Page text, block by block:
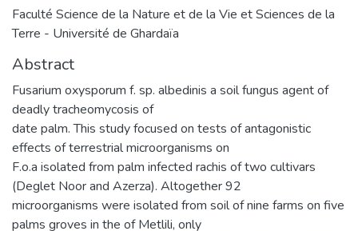
Faculté Science de la Nature et de la Vie et Sciences de la
Terre - Université de Ghardaïa
Abstract
Fusarium oxysporum f. sp. albedinis a soil fungus agent of
deadly tracheomycosis of
date palm. This study focused on tests of antagonistic
effects of terrestrial microorganisms on
F.o.a isolated from palm infected rachis of two cultivars
(Deglet Noor and Azerza). Altogether 92
microorganisms were isolated from soil of nine farms on five
palms groves in the of Metlili, only